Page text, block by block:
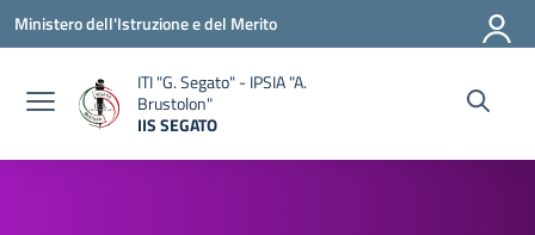
Vai ai contenuti
Vai al menu di navigazione
Vai al footer
Ministero dell'Istruzione e del Merito
ITI "G. Segato" - IPSIA "A.
Brustolon"
IIS SEGATO